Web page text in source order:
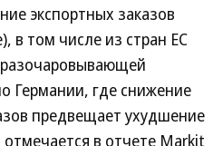
экспортных заказов
в том числе из стран ЕС
Германии, где снижение
предвещает ухудшение
в отчете Markit